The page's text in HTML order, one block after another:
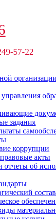
57-22
организации
задания
коррупции
акты
отчеты об